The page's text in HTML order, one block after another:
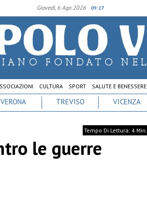
Giovedì, 6 Ago 2026 09:27
CULTURA SPORT SALUTE E BENESSERE
VERONA TREVISO VICENZA
Tempo Di Lettura: 4 Min.
le guerre